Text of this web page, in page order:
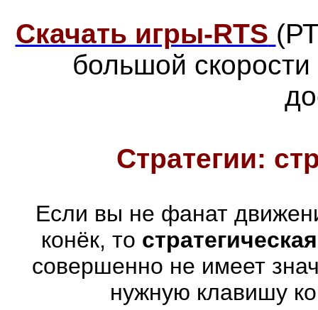
Скачать игры-RTS
большой скорости
Стратегии:
Если вы не фанат
конёк, то
совершенно не имеет
нужную клавишу